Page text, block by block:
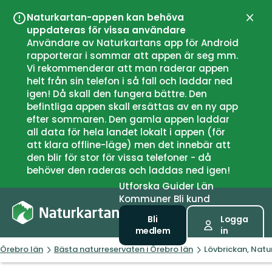
Naturkartan-appen kan behöva
uppdateras för vissa användare
Användare av Naturkartans app för Android
rapporterar i sommar att appen är seg mm.
Vi rekommenderar att man raderar appen
helt från sin telefon i så fall och laddar ned
igen! Då skall den fungera bättre. Den
befintliga appen skall ersättas av en ny app
efter sommaren. Den gamla appen laddar
all data för hela landet lokalt i appen (för
att klara offline-läge) men det innebär att
den blir för stor för vissa telefoner - då
behöver den raderas och laddas ned igen!
UtforskaGuiderLän
Kommuner Bli kund
Bli
medlem
Logga
in
Örebro län Bästa naturreservaten i Örebro län Lövbrickan,